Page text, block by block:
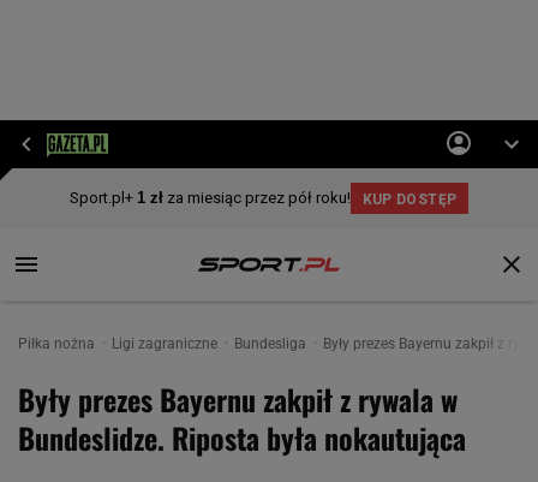
Piłka nożna Ligi zagraniczne Bundesliga Były prezes Bayernu zakpił z
Były prezes Bayernu zakpił z rywala w
Bundeslidze. Riposta była nokautująca